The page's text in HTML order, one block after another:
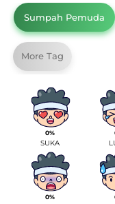
Sumpah Pemuda
More Tag
0%
SUKA
0%